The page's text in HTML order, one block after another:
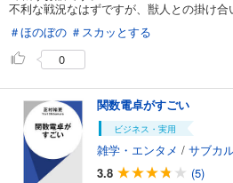
不利な戦況なはずですが、獣人との掛け合
＃ほのぼの ＃スカッとする
0
関数電卓がすごい
ビジネス・実用
雑学・エンタメ / サブカ
3.8
(5)